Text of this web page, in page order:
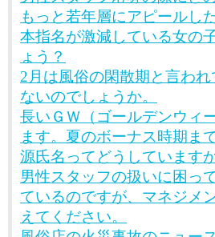
もっと若年層にアピールし
本指名が激減している女の
ょう？
2月は風俗の閑散期と言わ
ないのでしょうか。
長いＧＷ（ゴールデンウィ
ます。夏のボーナス時期ま
源氏名ってどうしています
男性スタッフの扱いに困っ
ているのですが、マネジ
えてください。